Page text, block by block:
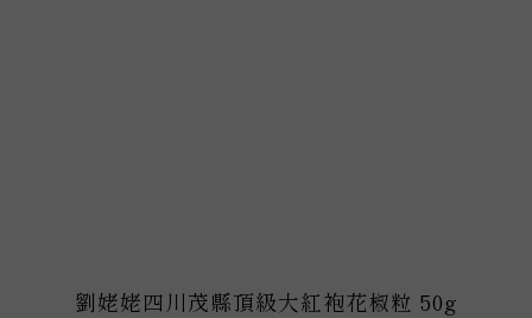
劉姥姥四川茂縣頂級大紅袍花椒粒 50g